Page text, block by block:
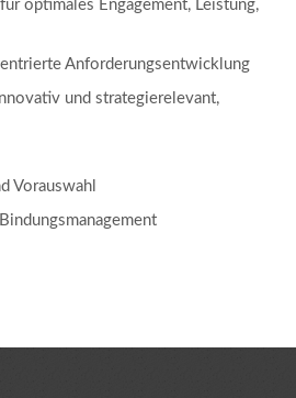
optimales Engagement, Leistung,
Anforderungsentwicklung
und strategierelevant,
Vorauswahl